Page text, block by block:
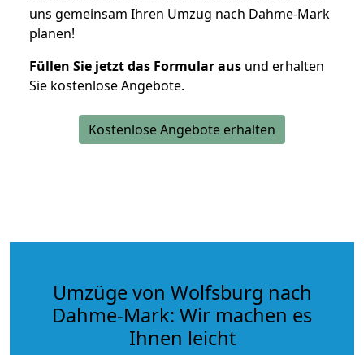
uns gemeinsam Ihren Umzug nach Dahme-Mark
planen!
Füllen Sie jetzt das Formular aus und erhalten
Sie kostenlose Angebote.
Kostenlose Angebote erhalten
Umzüge von Wolfsburg nach
Dahme-Mark: Wir machen es
Ihnen leicht